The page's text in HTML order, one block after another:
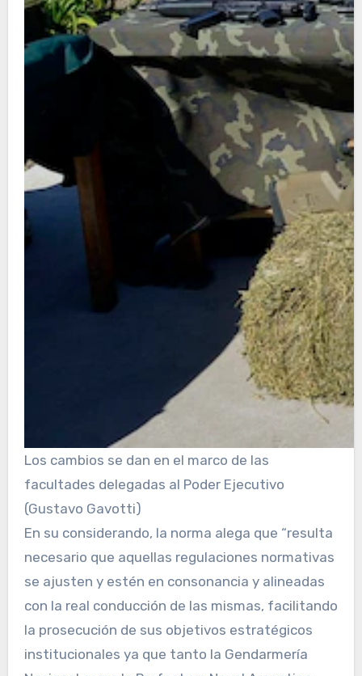
Los cambios se dan en el marco de las
facultades delegadas al Poder Ejecutivo
(Gustavo Gavotti)
En su considerando, la norma alega que “resulta
necesario que aquellas regulaciones normativas
se ajusten y estén en consonancia y alineadas
con la real conducción de las mismas, facilitando
la prosecución de sus objetivos estratégicos
institucionales ya que tanto la Gendarmería